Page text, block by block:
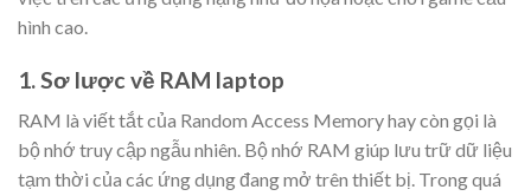
hình cao.
1. Sơ lược về RAM laptop
RAM là viết tắt của Random Access Memory hay còn gọi là
bộ nhớ truy cập ngẫu nhiên. Bộ nhớ RAM giúp lưu trữ dữ liệu
tạm thời của các ứng dụng đang mở trên thiết bị. Trong quá